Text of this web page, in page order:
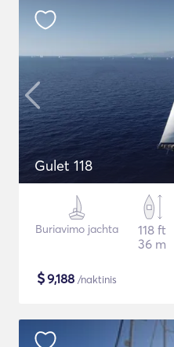
Gulet 118
Buriavimo jachta
118 ft
36 m
$9,188 /naktinis